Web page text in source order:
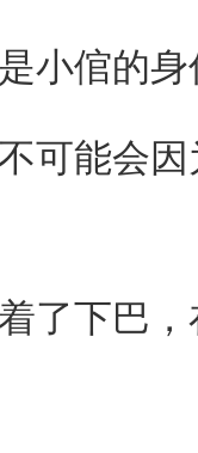
小倌的
能会因
下巴，